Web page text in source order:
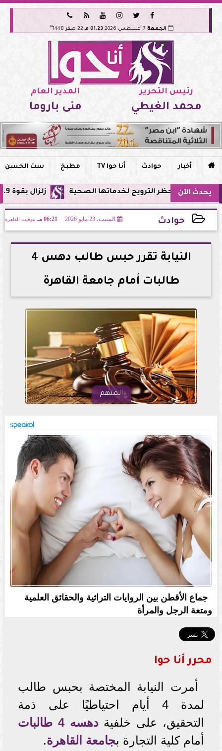






الجمعة 01:23 مـ 22 صفر 1448 هـ
رئيس التحرير
محمد الغيطي
المدير العام
منى باروما
 أخبار حوادث أنا حوا TV مطبخ ست الحسن
يحدث الآن زلزال بقوة 5.9 ريختر يشعر به سكان القاهرة وعدة محافظات.. مركزه شرق البحر المتوسط الترويج لخدماتها الصحية
حوادث السبت، 23 مايو 2026 06:21 مـ بتوقيت القاهرة
2026-05-23 18:21:12
النيابة تقرر حبس طالب دهس 4
طالبات أمام جامعة القاهرة
المتهم
جماع الأقطن بين الروايات التراثية والحقائق العلمية
ومتعة الرجل والمرأة
محرر أنا حوا
أمرت النيابة المختصة بحبس طالب
لمدة 4 أيام احتياطيًا على ذمة
التحقيق، على خلفيةدهسه 4 طالبات
أمام كلية التجارة بجامعة القاهرة.